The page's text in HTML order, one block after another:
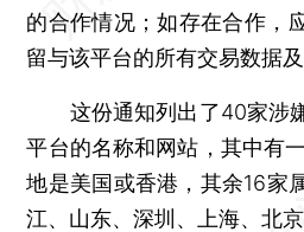
的合作情况；如存在合作，
留与该平台的所有交易数据
这份通知列出了40家涉
平台的名称和网站，其中有
地是美国或香港，其余16家
江、山东、深圳、上海、北